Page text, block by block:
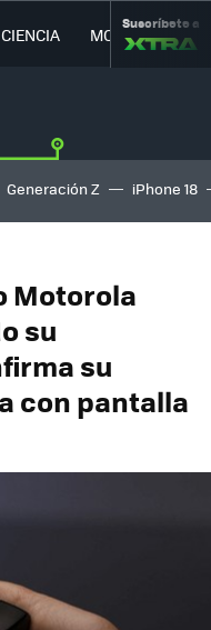
CIENCIA MOVILIDAD
Suscríbete a
Generación Z iPhone 18
Motorola
su
su
con pantalla